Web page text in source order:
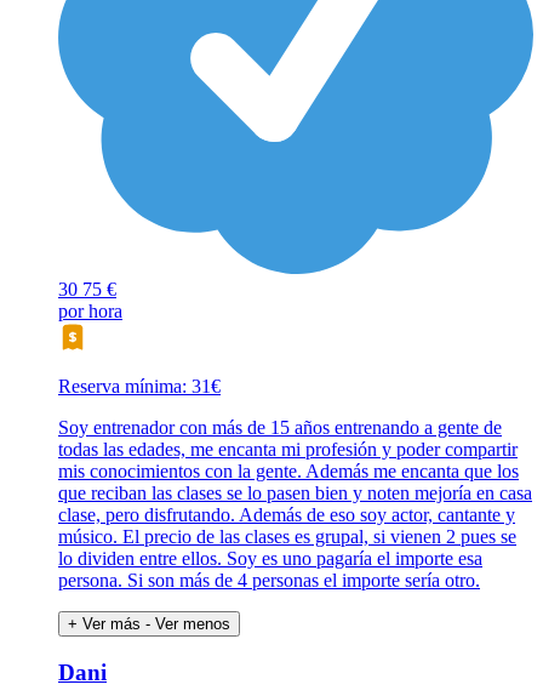
30 75 €
por hora
Reserva mínima: 31€
Soy entrenador con más de 15 años entrenando a gente de
todas las edades, me encanta mi profesión y poder compartir
mis conocimientos con la gente. Además me encanta que los
que reciban las clases se lo pasen bien y noten mejoría en casa
clase, pero disfrutando. Además de eso soy actor, cantante y
músico. El precio de las clases es grupal, si vienen 2 pues se
lo dividen entre ellos. Soy es uno pagaría el importe esa
persona. Si son más de 4 personas el importe sería otro.
+ Ver más - Ver menos
Dani